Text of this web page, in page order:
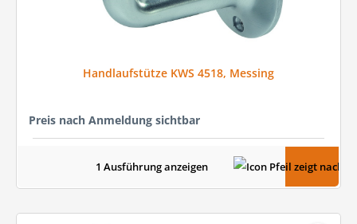
Handlaufstütze KWS 4518, Messing
Preis nach Anmeldung sichtbar
1 Ausführung anzeigen